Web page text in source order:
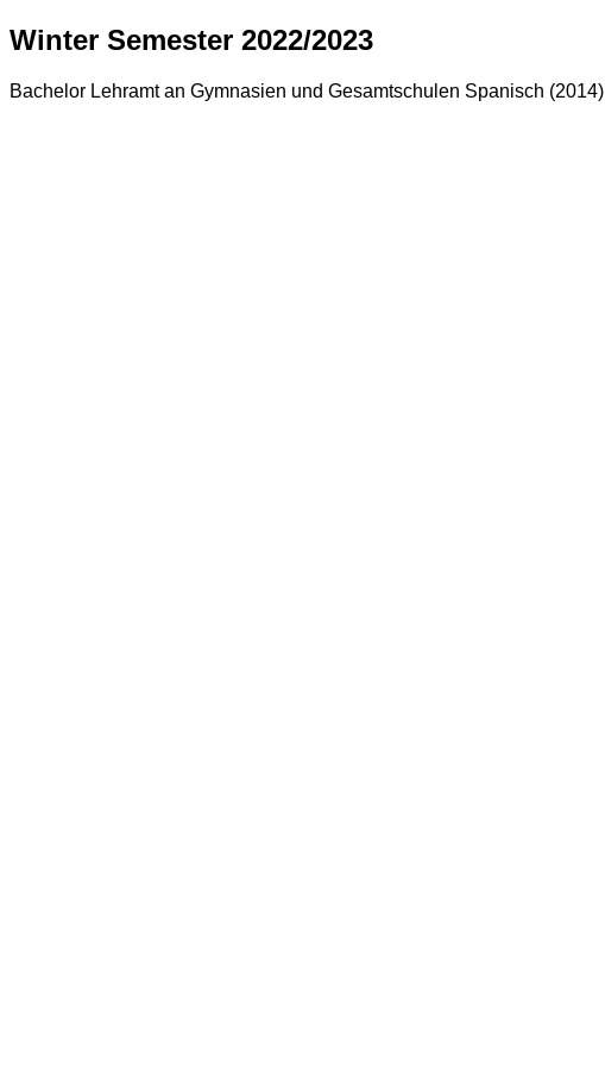
Winter Semester 2022/2023
Bachelor Lehramt an Gymnasien und Gesamtschulen Spanisch (2014)